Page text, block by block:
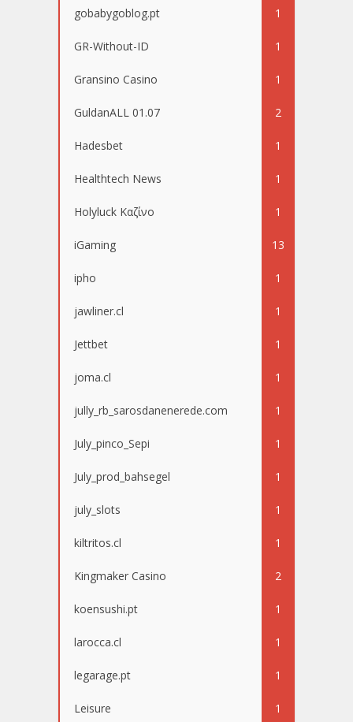
gobabygoblog.pt 1
GR-Without-ID 1
Gransino Casino 1
GuldanALL 01.07 2
Hadesbet 1
Healthtech News 1
Holyluck Καζίνο 1
iGaming 13
ipho 1
jawliner.cl 1
Jettbet 1
joma.cl 1
jully_rb_sarosdanenerede.com 1
July_pinco_Sepi 1
July_prod_bahsegel 1
july_slots 1
kiltritos.cl 1
Kingmaker Casino 2
koensushi.pt 1
larocca.cl 1
legarage.pt 1
Leisure 1